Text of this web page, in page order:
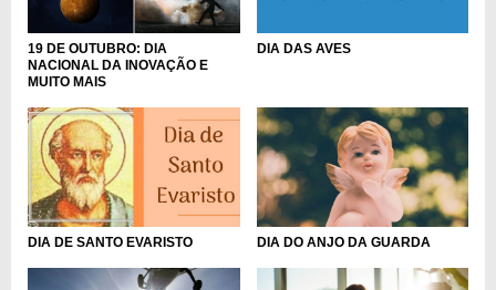
19 DE OUTUBRO: DIA
NACIONAL DA INOVAÇÃO E
MUITO MAIS
DIA DAS AVES
DIA DE SANTO EVARISTO DIA DO ANJO DA GUARDA